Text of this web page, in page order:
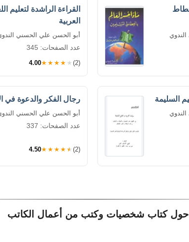
القراءة الراشدة لتعليم
العربية
أبو الحسن علي الحسني
عدد الصفحات: 345
4.00★★★★★ (2)
السليمة رجال الفكر والدعوة في
أبو الحسن علي الحسني
عدد الصفحات: 337
4.50★★★★★ (2)
حول كتاب شخصيات وكتب من أعمال الكاتب